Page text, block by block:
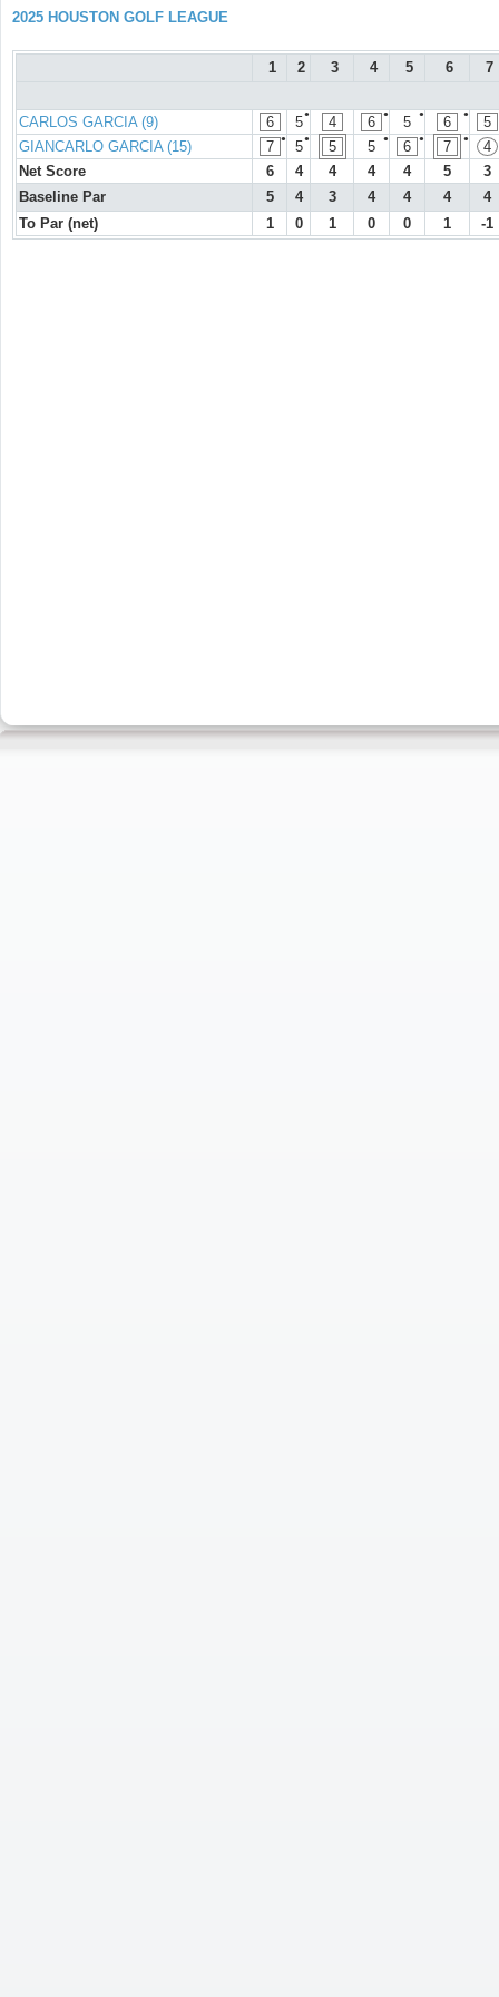
2025 HOUSTON GOLF LEAGUE
1 2 3 4 5 6 7
CARLOS GARCIA (9) 6 ●
5 4 ●
6 ●
5 ●
6
5
GIANCARLO GARCIA (15)
●
7 ●
5 5 ●
5 ●
6 ●
7
4
Net Score
6 4 4 4 4 5
3
Baseline Par
5 4 3 4 4 4
4
To Par (net)
1 0 1 0 0 1 -1